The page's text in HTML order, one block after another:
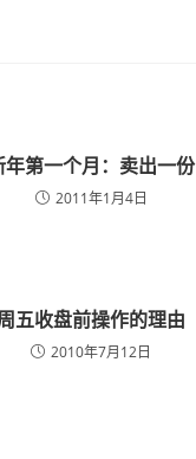
年第一个月：卖出一份
2011年1月4日
五收盘前操作的理由
2010年7月12日